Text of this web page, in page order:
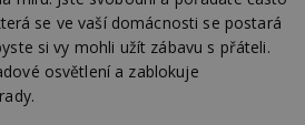
se ve vaší domácnosti se postará
si vy mohli užít zábavu s přáteli.
osvětlení a zablokuje